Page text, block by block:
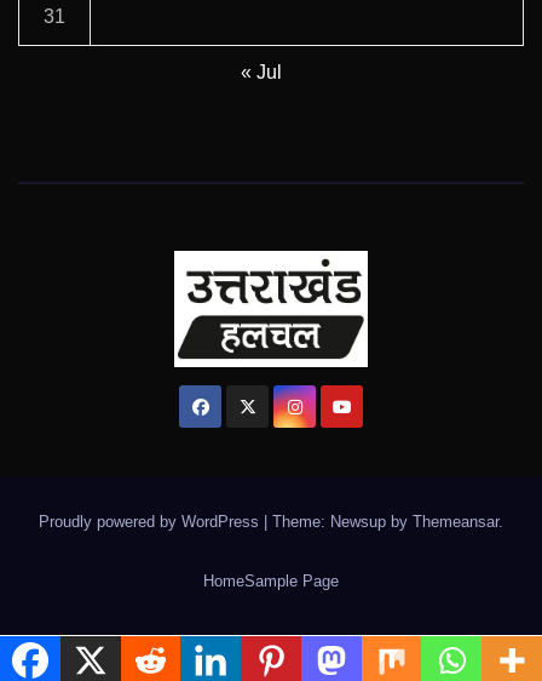
31
« Jul
Proudly powered by WordPress Theme: Newsup by Themeansar.
HomeSample Page